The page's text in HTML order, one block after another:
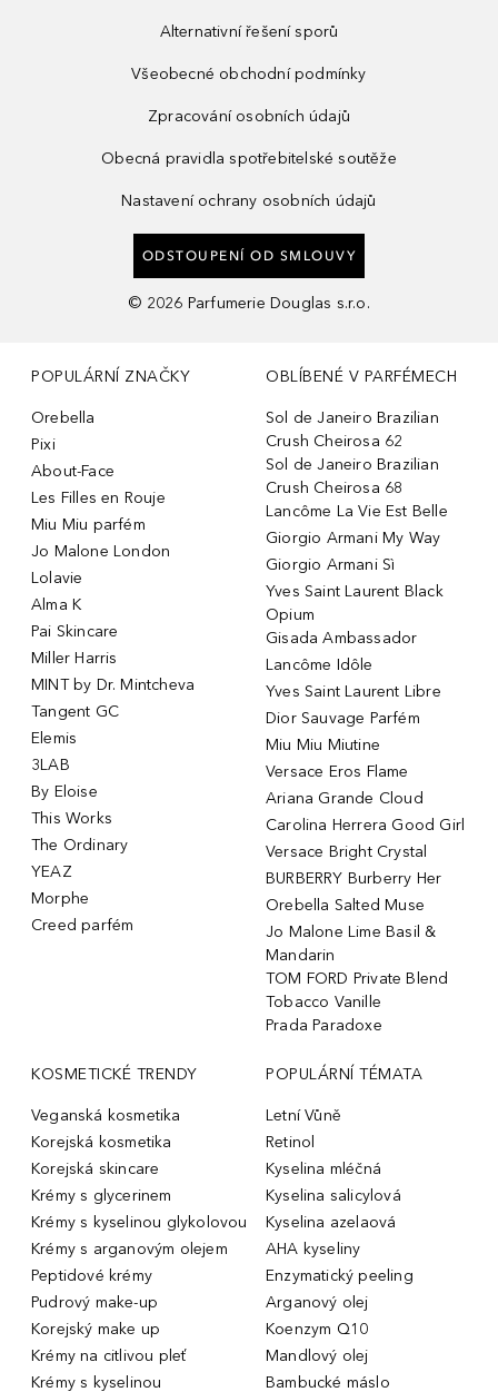
Alternativní řešení sporů
Všeobecné obchodní podmínky
Zpracování osobních údajů
Obecná pravidla spotřebitelské soutěže
Nastavení ochrany osobních údajů
ODSTOUPENÍ OD SMLOUVY
© 2026 Parfumerie Douglas s.r.o.
POPULÁRNÍ ZNAČKY
Orebella
Pixi
About-Face
Les Filles en Rouje
Miu Miu parfém
Jo Malone London
Lolavie
Alma K
Pai Skincare
Miller Harris
MINT by Dr. Mintcheva
Tangent GC
Elemis
3LAB
By Eloise
This Works
The Ordinary
YEAZ
Morphe
Creed parfém
OBLÍBENÉ V PARFÉMECH
Sol de Janeiro Brazilian
Crush Cheirosa 62
Sol de Janeiro Brazilian
Crush Cheirosa 68
Lancôme La Vie Est Belle
Giorgio Armani My Way
Giorgio Armani Sì
Yves Saint Laurent Black
Opium
Gisada Ambassador
Lancôme Idôle
Yves Saint Laurent Libre
Dior Sauvage Parfém
Miu Miu Miutine
Versace Eros Flame
Ariana Grande Cloud
Carolina Herrera Good Girl
Versace Bright Crystal
BURBERRY Burberry Her
Orebella Salted Muse
Jo Malone Lime Basil &
Mandarin
TOM FORD Private Blend
Tobacco Vanille
Prada Paradoxe
KOSMETICKÉ TRENDY
Veganská kosmetika
Korejská kosmetika
Korejská skincare
Krémy s glycerinem
Krémy s kyselinou glykolovou
Krémy s arganovým olejem
Peptidové krémy
Pudrový make-up
Korejský make up
Krémy na citlivou pleť
Krémy s kyselinou
POPULÁRNÍ TÉMATA
Letní Vůně
Retinol
Kyselina mléčná
Kyselina salicylová
Kyselina azelaová
AHA kyseliny
Enzymatický peeling
Arganový olej
Koenzym Q10
Mandlový olej
Bambucké máslo